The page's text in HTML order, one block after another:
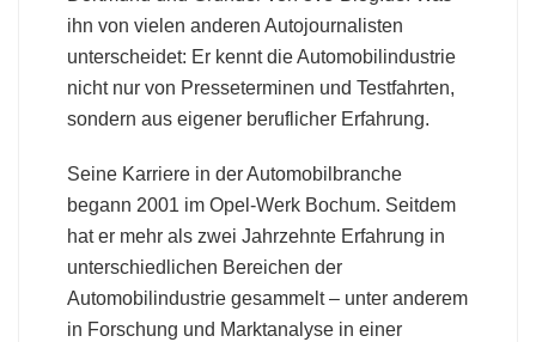
ihn von vielen anderen Autojournalisten
unterscheidet: Er kennt die Automobilindustrie
nicht nur von Presseterminen und Testfahrten,
sondern aus eigener beruflicher Erfahrung.
Seine Karriere in der Automobilbranche
begann 2001 im Opel-Werk Bochum. Seitdem
hat er mehr als zwei Jahrzehnte Erfahrung in
unterschiedlichen Bereichen der
Automobilindustrie gesammelt – unter anderem
in Forschung und Marktanalyse in einer